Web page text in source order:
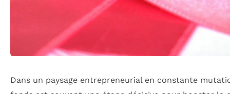
Dans un paysage entrepreneurial en constante